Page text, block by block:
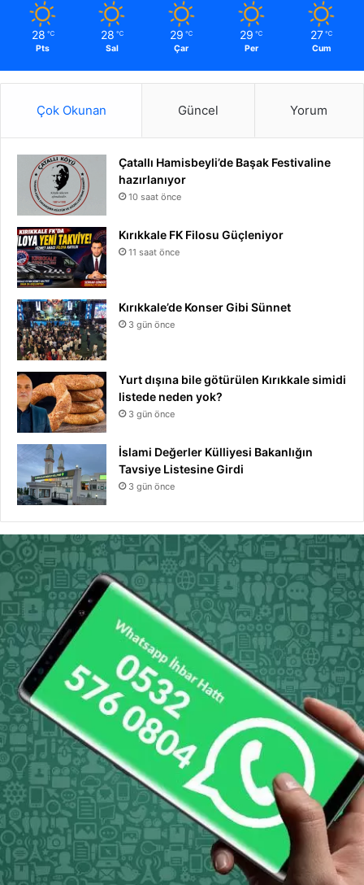
28 ℃
Pts
28 ℃
Sal
29 ℃
Çar
29 ℃
Per
27 ℃
Cum
Çok Okunan Güncel Yorum
Çatallı Hamisbeyli’de Başak Festivaline
hazırlanıyor
10 saat önce
Kırıkkale FK Filosu Güçleniyor
11 saat önce
Kırıkkale’de Konser Gibi Sünnet
3 gün önce
Yurt dışına bile götürülen Kırıkkale simidi
listede neden yok?
3 gün önce
İslami Değerler Külliyesi Bakanlığın
Tavsiye Listesine Girdi
3 gün önce